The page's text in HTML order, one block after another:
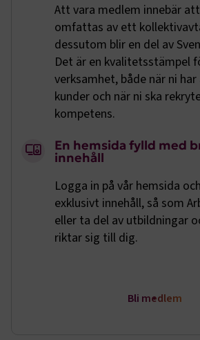
Att vara medlem innebär
omfattas av ett
dessutom blir en del av
Det är en kvalitetsstämpel
verksamhet, både när ni
kunder och när ni ska
kompetens.
En hemsida fylld med
innehåll
Logga in på vår hemsida
exklusivt innehåll, så som
eller ta del av utbildningar
riktar sig till dig.
Bli medlem